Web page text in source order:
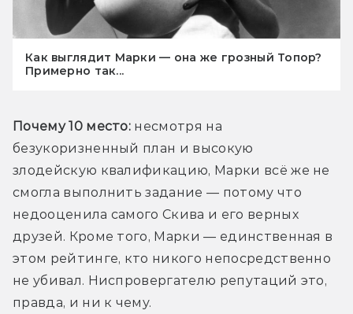
Как выглядит Марки — она же грозный Топор?
Примерно так...
Почему 10 место: несмотря на
безукоризненный план и высокую
злодейскую квалификацию, Марки всё же не
смогла выполнить задание — потому что
недооценила самого Скива и его верных
друзей. Кроме того, Марки — единственная в
этом рейтинге, кто никого непосредственно
не убивал. Ниспровергателю репутаций это,
правда, и ни к чему.